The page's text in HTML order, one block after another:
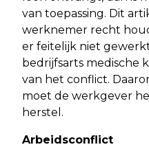
van toepassing. Dit
werknemer recht
er feitelijk niet
bedrijfsarts medische
van het conflict.
moet de werkgever
herstel.
Arbeidsconflict